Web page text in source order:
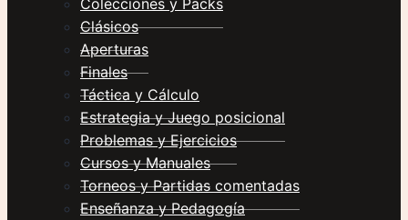
Colecciones y Packs
Clásicos
Aperturas
Finales
Táctica y Cálculo
Estrategia y Juego posicional
Problemas y Ejercicios
Cursos y Manuales
Torneos y Partidas comentadas
Enseñanza y Pedagogía